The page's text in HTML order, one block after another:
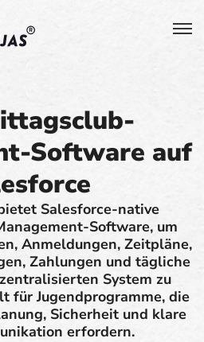
Software auf
Salesforce-native
Software, um
Anmeldungen, Zeitpläne,
Zahlungen und tägliche
System zu
für Jugendprogramme, die
Sicherheit und klare
erfordern.